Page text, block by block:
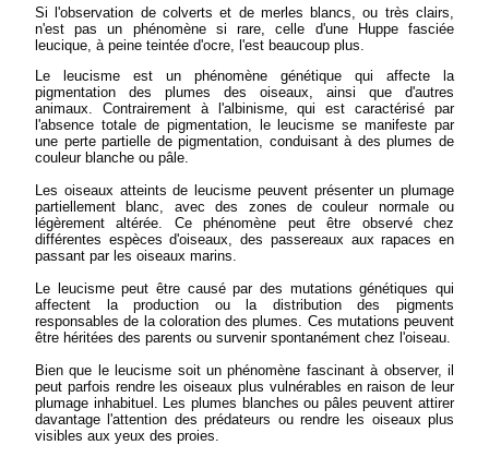
Si l'observation de colverts et de merles blancs, ou très clairs,
n'est pas un phénomène si rare, celle d'une Huppe fasciée
leucique, à peine teintée d'ocre, l'est beaucoup plus.
Le leucisme est un phénomène génétique qui affecte la
pigmentation des plumes des oiseaux, ainsi que d'autres
animaux. Contrairement à l'albinisme, qui est caractérisé par
l'absence totale de pigmentation, le leucisme se manifeste par
une perte partielle de pigmentation, conduisant à des plumes de
couleur blanche ou pâle.
Les oiseaux atteints de leucisme peuvent présenter un plumage
partiellement blanc, avec des zones de couleur normale ou
légèrement altérée. Ce phénomène peut être observé chez
différentes espèces d'oiseaux, des passereaux aux rapaces en
passant par les oiseaux marins.
Le leucisme peut être causé par des mutations génétiques qui
affectent la production ou la distribution des pigments
responsables de la coloration des plumes. Ces mutations peuvent
être héritées des parents ou survenir spontanément chez l'oiseau.
Bien que le leucisme soit un phénomène fascinant à observer, il
peut parfois rendre les oiseaux plus vulnérables en raison de leur
plumage inhabituel. Les plumes blanches ou pâles peuvent attirer
davantage l'attention des prédateurs ou rendre les oiseaux plus
visibles aux yeux des proies.